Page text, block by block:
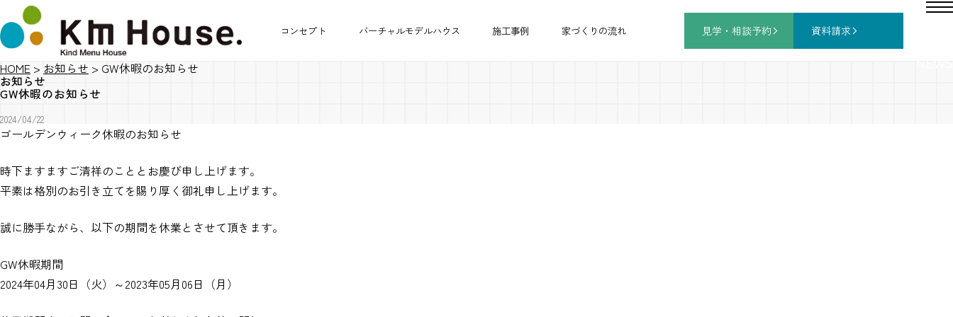
コンセプト バーチャルモデルハウス 施工事例 家づくりの流れ 見学・相談予約 資料請求
HOME > お知らせ > GW休暇のお知らせ
お知らせ
GW休暇のお知らせ
2024/04/22
ゴールデンウィーク休暇のお知らせ
時下ますますご清祥のこととお慶び申し上げます。
平素は格別のお引き立てを賜り厚く御礼申し上げます。
誠に勝手ながら、以下の期間を休業とさせて頂きます。
GW休暇期間
2024年04月30日（火）～2023年05月06日（月）